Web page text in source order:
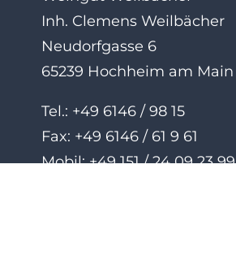
Inh. Clemens Weilbächer
Neudorfgasse 6
65239 Hochheim am Main
Tel.: +49 6146 / 98 15
Fax: +49 6146 / 61 9 61
Mobil: +49 151 / 24 09 23 99